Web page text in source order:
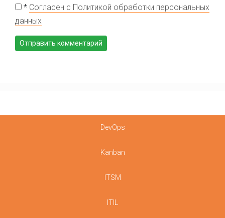
* Согласен с Политикой обработки персональных
данных
DevOps
Kanban
ITSM
ITIL